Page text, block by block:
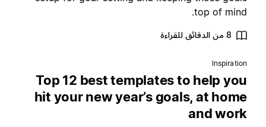
top of
8 من الدقائق للقراءة
Top 12 best templates to help
hit your new year’s goals, at
and